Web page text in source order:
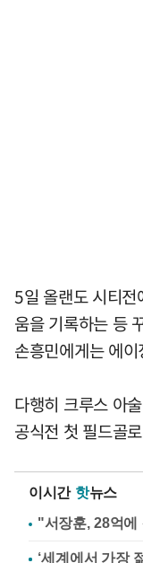
5일 올랜도 시티
움을 기록하는 등
손흥민에게는 에
다행히 크루스 아
공식전 첫 필드골
이시간 핫뉴스
"서장훈, 28억에